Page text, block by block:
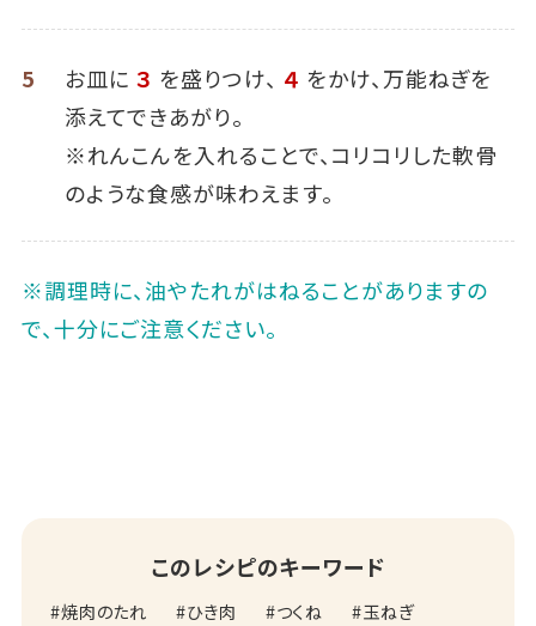
5 お皿に ３ を盛りつけ、 ４ をかけ、万能ねぎを
添えてできあがり。
※れんこんを入れることで、コリコリした軟骨
のような食感が味わえます。
※調理時に、油やたれがはねることがありますの
で、十分にご注意ください。
このレシピのキーワード
焼肉のたれ ひき肉 つくね
玉ねぎ